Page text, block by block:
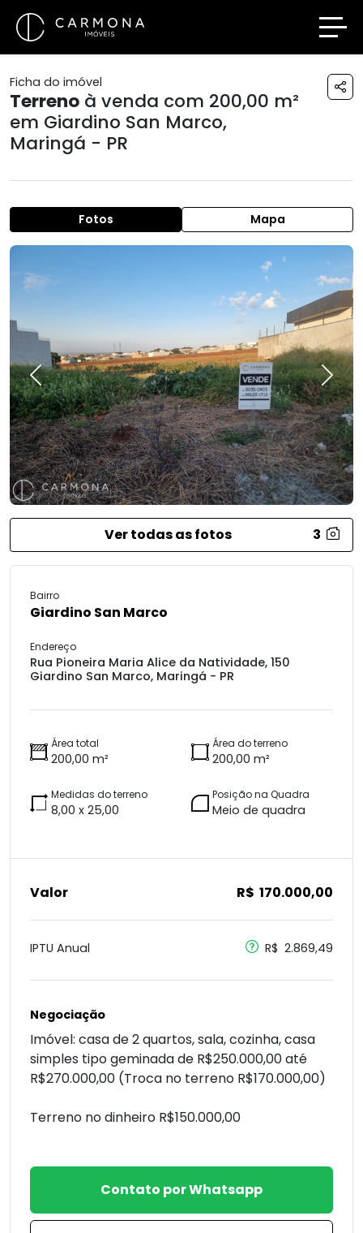
Ficha do imóvel
Terreno à venda com 200,00 m²
em Giardino San Marco,
Maringá - PR
Fotos Mapa
Previous Next
Ver todas as fotos 3
Bairro
Giardino San Marco
Endereço
Rua Pioneira Maria Alice da Natividade, 150
Giardino San Marco, Maringá - PR
Área total
200,00 m²
Área do terreno
200,00 m²
Medidas do terreno
8,00 x 25,00
Posição na Quadra
Meio de quadra
Valor R$ 170.000,00
IPTU Anual R$ 2.869,49
Negociação
Imóvel: casa de 2 quartos, sala, cozinha, casa
simples tipo geminada de R$250.000,00 até
R$270.000,00 (Troca no terreno R$170.000,00)
Terreno no dinheiro R$150.000,00
Contato por Whatsapp